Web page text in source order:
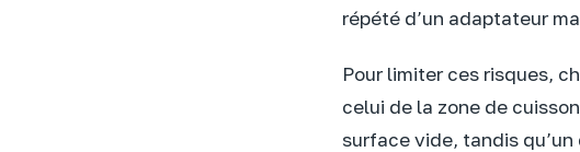
répété d’un adaptateur
Pour limiter ces risques,
celui de la zone de
surface vide, tandis